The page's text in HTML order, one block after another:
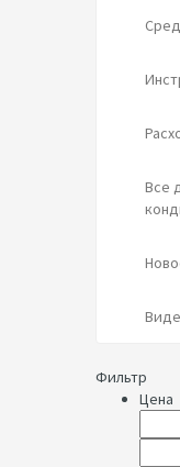
Все
Фильтр
Цена